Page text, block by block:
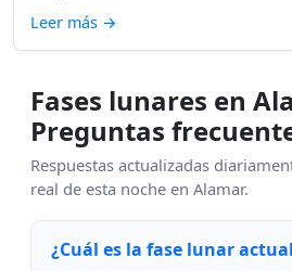
Leer más →
Fases lunares en
Preguntas
Respuestas actualizadas
real de esta noche en Alamar.
¿Cuál es la fase lunar